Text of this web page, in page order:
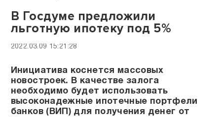
В Госдуме предложили
льготную ипотеку под 5%
2022.03.09 15:21:28
Инициатива коснется массовых
новостроек. В качестве залога
необходимо будет использовать
высоконадежные ипотечные портфели
банков (ВИП) для получения денег от